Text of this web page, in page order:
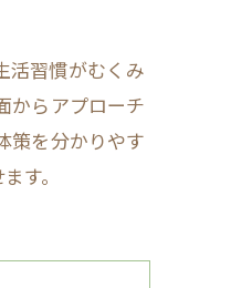
活習慣がむくみ
からアプローチ
策を分かりやす
す。